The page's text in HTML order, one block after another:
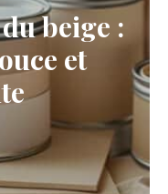
beige :
et